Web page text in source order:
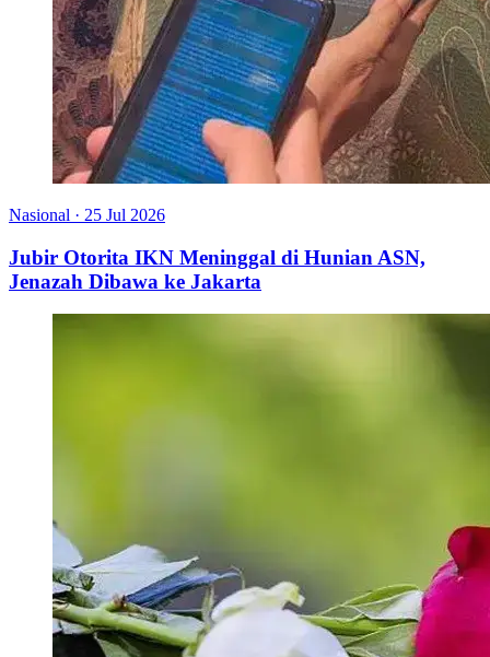
Nasional · 25 Jul 2026
Jubir Otorita IKN Meninggal di Hunian ASN,
Jenazah Dibawa ke Jakarta